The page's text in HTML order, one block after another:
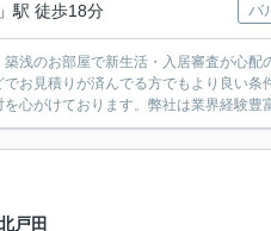
」駅 徒歩18分
バ
浅のお部屋で新生活・入居審査が心
お見積りが済んでる方でもより良い
た接客応対を心がけております。弊社は業界
戸田